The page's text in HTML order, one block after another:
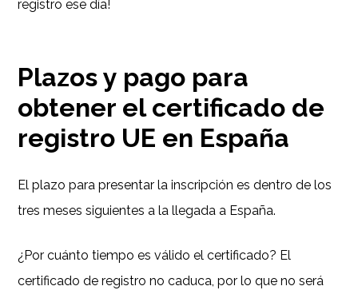
registro ese día!
Plazos y pago para
obtener el certificado de
registro UE en España
El plazo para presentar la inscripción es dentro de los
tres meses siguientes a la llegada a España.
¿Por cuánto tiempo es válido el certificado? El
certificado de registro no caduca, por lo que no será